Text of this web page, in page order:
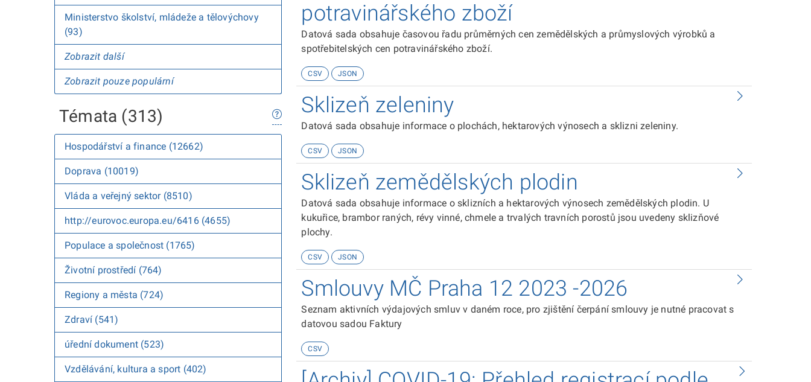
Ministerstvo školství, mládeže a tělovýchovy
(93)
Zobrazit další
Zobrazit pouze populární
Témata (313)
Hospodářství a finance (12662)
Doprava (10019)
Vláda a veřejný sektor (8510)
http://eurovoc.europa.eu/6416 (4655)
Populace a společnost (1765)
Životní prostředí (764)
Regiony a města (724)
Zdraví (541)
úřední dokument (523)
Vzdělávání, kultura a sport (402)
potravinářského zboží
Datová sada obsahuje časovou řadu průměrných cen zemědělských a průmyslových výrobků a
spotřebitelských cen potravinářského zboží.
CSV JSON
Sklizeň zeleniny
Datová sada obsahuje informace o plochách, hektarových výnosech a sklizni zeleniny.
CSV JSON
Sklizeň zemědělských plodin
Datová sada obsahuje informace o sklizních a hektarových výnosech zemědělských plodin. U
kukuřice, brambor raných, révy vinné, chmele a trvalých travních porostů jsou uvedeny sklizňové
plochy.
CSV JSON
Smlouvy MČ Praha 12 2023 -2026
Seznam aktivních výdajových smluv v daném roce, pro zjištění čerpání smlouvy je nutné pracovat s
datovou sadou Faktury
CSV